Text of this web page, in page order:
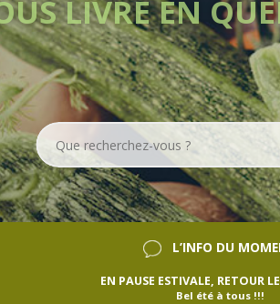
L’INFO DU
EN PAUSE ESTIVALE, RETOUR
Bel été à tous !!!